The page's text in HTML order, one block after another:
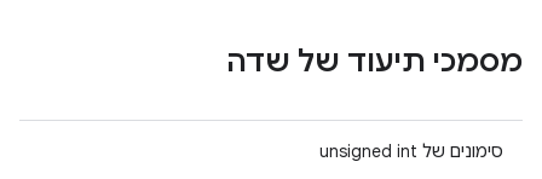
מסמכי תיעוד של שדה
סימונים של unsigned int